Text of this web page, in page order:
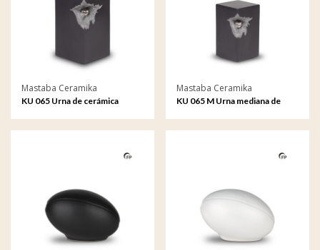
Mastaba Ceramika
KU 065 Urna de cerámica
Mastaba Ceramika
KU 065 M Urna mediana de